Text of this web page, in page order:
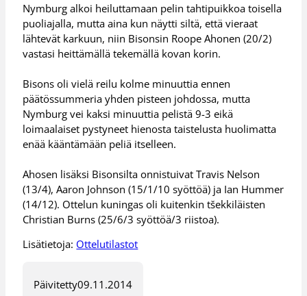
Nymburg alkoi heiluttamaan pelin tahtipuikkoa toisella
puoliajalla, mutta aina kun näytti siltä, että vieraat
lähtevät karkuun, niin Bisonsin Roope Ahonen (20/2)
vastasi heittämällä tekemällä kovan korin.
Bisons oli vielä reilu kolme minuuttia ennen
päätössummeria yhden pisteen johdossa, mutta
Nymburg vei kaksi minuuttia pelistä 9-3 eikä
loimaalaiset pystyneet hienosta taistelusta huolimatta
enää kääntämään peliä itselleen.
Ahosen lisäksi Bisonsilta onnistuivat Travis Nelson
(13/4), Aaron Johnson (15/1/10 syöttöä) ja Ian Hummer
(14/12). Ottelun kuningas oli kuitenkin tšekkiläisten
Christian Burns (25/6/3 syöttöä/3 riistoa).
Lisätietoja: Ottelutilastot
Päivitetty09.11.2014